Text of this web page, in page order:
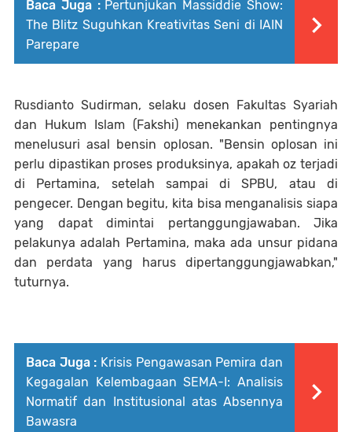
Baca Juga : Pertunjukan Massiddie Show:
The Blitz Suguhkan Kreativitas Seni di IAIN
Parepare
Rusdianto Sudirman, selaku dosen Fakultas Syariah
dan Hukum Islam (Fakshi) menekankan pentingnya
menelusuri asal bensin oplosan. "Bensin oplosan ini
perlu dipastikan proses produksinya, apakah oz terjadi
di Pertamina, setelah sampai di SPBU, atau di
pengecer. Dengan begitu, kita bisa menganalisis siapa
yang dapat dimintai pertanggungjawaban. Jika
pelakunya adalah Pertamina, maka ada unsur pidana
dan perdata yang harus dipertanggungjawabkan,"
tuturnya.
Baca Juga : Krisis Pengawasan Pemira dan
Kegagalan Kelembagaan SEMA-I: Analisis
Normatif dan Institusional atas Absennya
Bawasra